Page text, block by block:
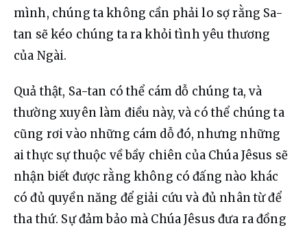
mình, chúng ta không cần phải lo sợ rằng Sa-
tan sẽ kéo chúng ta ra khỏi tình yêu thương
của Ngài.
Quả thật, Sa-tan có thể cám dỗ chúng ta, và
thường xuyên làm điều này, và có thể chúng ta
cũng rơi vào những cám dỗ đó, nhưng những
ai thực sự thuộc về bầy chiên của Chúa Jêsus sẽ
nhận biết được rằng không có đấng nào khác
có đủ quyền năng để giải cứu và đủ nhân từ để
tha thứ. Sự đảm bảo mà Chúa Jêsus đưa ra đồng